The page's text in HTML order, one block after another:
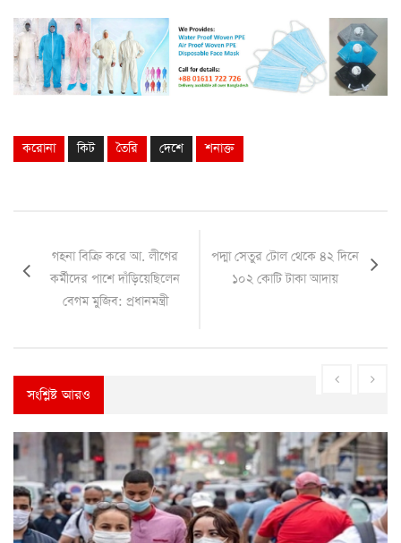
করোনা কিট তৈরি দেশে শনাক্ত
গহনা বিক্রি করে আ. লীগের
কর্মীদের পাশে দাঁড়িয়েছিলেন
বেগম মুজিব: প্রধানমন্ত্রী
পদ্মা সেতুর টোল থেকে ৪২ দিনে
১০২ কোটি টাকা আদায়
সংশ্লিষ্ট আরও